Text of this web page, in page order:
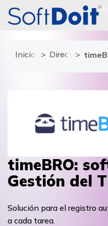
Inicio Directorio de
timeBRO:
Gestión del
Solución para el registro
a cada tarea.